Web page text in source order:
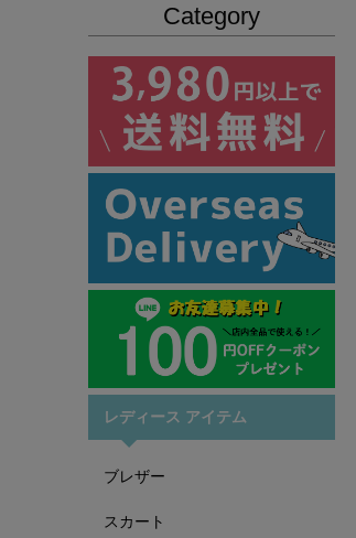
Category
レディース アイテム
ブレザー
スカート